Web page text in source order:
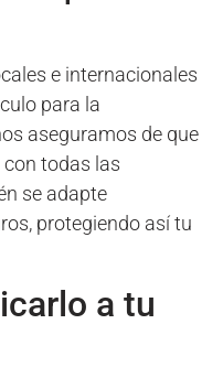
e internacionales
para la
aseguramos de que
todas las
se adapte
protegiendo así tu
a tu